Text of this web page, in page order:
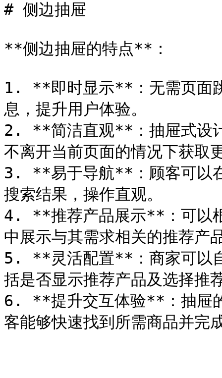
# 侧边抽屉
**侧边抽屉的特点**：
1. **即时显示**：无需页面
息，提升用户体验。
2. **简洁直观**：抽屉式设
不离开当前页面的情况下获取
3. **易于导航**：顾客可以
搜索结果，操作直观。
4. **推荐产品展示**：可以
中展示与其需求相关的推荐产
5. **灵活配置**：商家可以
括是否显示推荐产品及选择推
6. **提升交互体验**：抽屉